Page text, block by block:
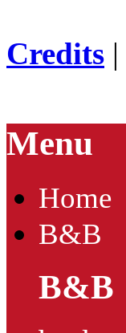
Credits |
Menu
Home
B&B
B&B